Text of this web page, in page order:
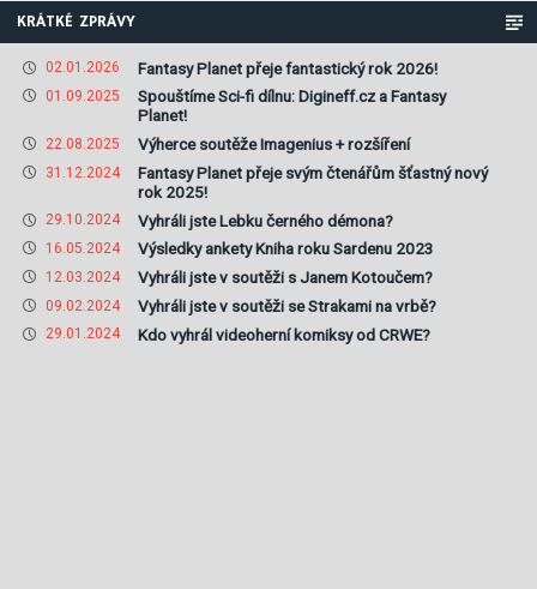
KRÁTKÉ ZPRÁVY
02.01.2026 Fantasy Planet přeje fantastický rok 2026!
01.09.2025
Spouštíme Sci-fi dílnu: Digineff.cz a Fantasy
Planet!
22.08.2025 Výherce soutěže Imagenius + rozšíření
31.12.2024
Fantasy Planet přeje svým čtenářům šťastný nový
rok 2025!
29.10.2024 Vyhráli jste Lebku černého démona?
16.05.2024 Výsledky ankety Kniha roku Sardenu 2023
12.03.2024 Vyhráli jste v soutěži s Janem Kotoučem?
09.02.2024 Vyhráli jste v soutěži se Strakami na vrbě?
29.01.2024 Kdo vyhrál videoherní komiksy od CRWE?